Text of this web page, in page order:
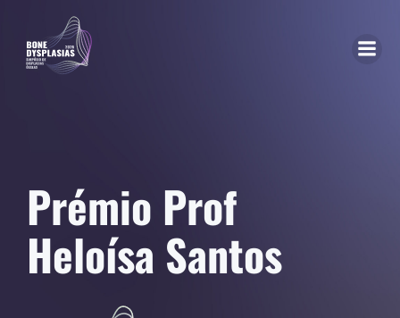
Prémio Prof
Heloísa Santos